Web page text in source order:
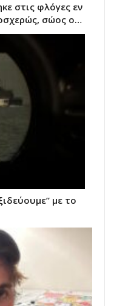
στις φλόγες εν
σώος ο…
με το